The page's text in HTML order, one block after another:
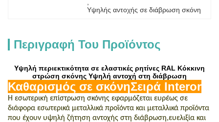
Υψηλής αντοχής σε διάβρωση σκόνη
Περιγραφή Του Προϊόντος
Υψηλή περιεκτικότητα σε ελαστικές ρητίνες RAL Κόκκινη
στρώση σκόνης Υψηλή αντοχή στη διάβρωση
Καθαρισμός σε σκόνηΣειρά Interor
Η εσωτερική επίστρωση σκόνης εφαρμόζεται ευρέως σε
διάφορα εσωτερικά μεταλλικά προϊόντα και μεταλλικά προϊόντα
που έχουν υψηλή ζήτηση αντοχής στη διάβρωση,ευελιξία και